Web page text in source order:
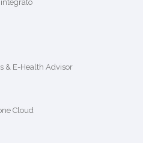
integrato
& E-Health Advisor
Cloud